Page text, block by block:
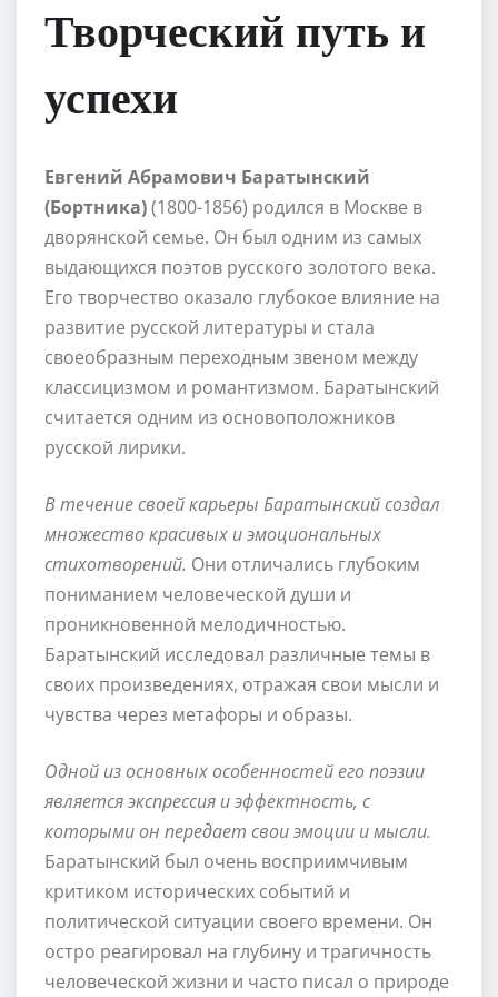
Творческий путь и
успехи
Евгений Абрамович Баратынский
(Бортника)(1800-1856) родился в Москве в
дворянской семье. Он был одним из самых
выдающихся поэтов русского золотого века.
Его творчество оказало глубокое влияние на
развитие русской литературы и стала
своеобразным переходным звеном между
классицизмом и романтизмом. Баратынский
считается одним из основоположников
русской лирики.
В течение своей карьеры Баратынский создал
множество красивых и эмоциональных
стихотворений. Они отличались глубоким
пониманием человеческой души и
проникновенной мелодичностью.
Баратынский исследовал различные темы в
своих произведениях, отражая свои мысли и
чувства через метафоры и образы.
Одной из основных особенностей его поэзии
является экспрессия и эффектность, с
которыми он передает свои эмоции и мысли.
Баратынский был очень восприимчивым
критиком исторических событий и
политической ситуации своего времени. Он
остро реагировал на глубину и трагичность
человеческой жизни и часто писал о природе